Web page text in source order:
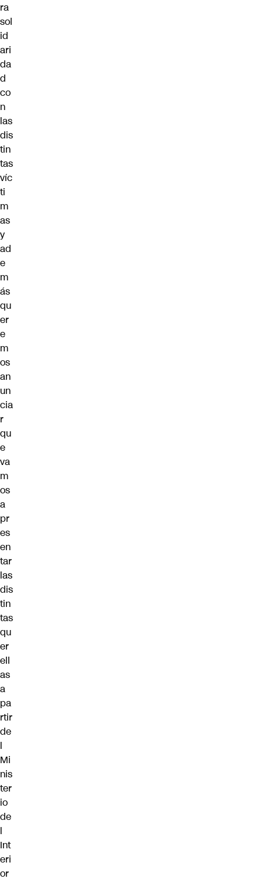
ra
sol
id
ari
da
d
co
n
las
dis
tin
tas
víc
ti
m
as
y
ad
e
m
ás
qu
er
e
m
os
an
un
cia
r
qu
e
va
m
os
a
pr
es
en
tar
las
dis
tin
tas
qu
er
ell
as
a
pa
rtir
de
l
Mi
nis
ter
io
de
l
Int
eri
or